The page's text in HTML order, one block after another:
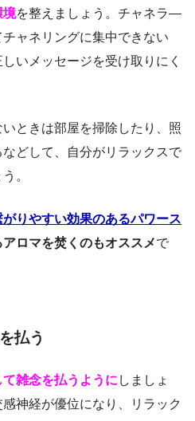
境を整えましょう。チャネラ―
ャネリングに集中できない
いメッセージを受け取りにく
ときは部屋を掃除したり、照
どして、自分がリラックスで
。
りやすい効果のあるパワース
ロマを焚くのもオススメで
払う
雑念を払うように しましょ
神経が優位になり、リラック